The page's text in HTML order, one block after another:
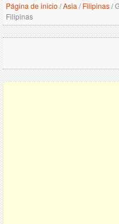
Página de inicio /Asia / Filipinas/
Filipinas